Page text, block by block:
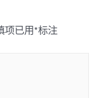
项已用*标注